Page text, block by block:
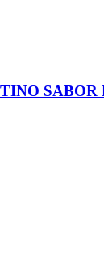
SABOR